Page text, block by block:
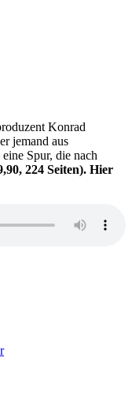
Konrad
jemand aus
Spur, die nach
224 Seiten). Hier
572: